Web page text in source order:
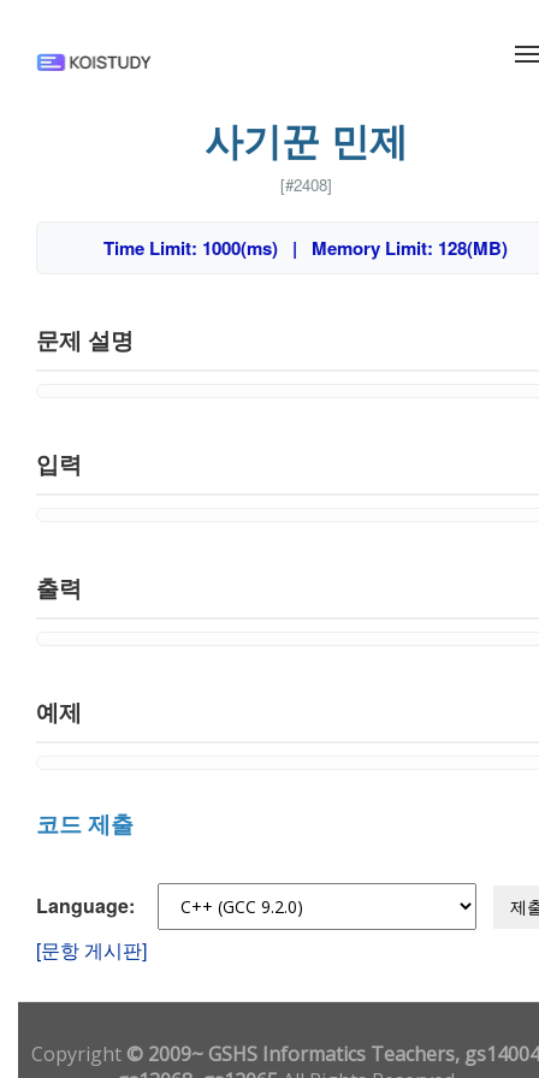
사기꾼 민제
[#2408]
Time Limit: 1000(ms) | Memory Limit: 128(MB)
문제 설명
입력
출력
예제
코드 제출
Language: 제
[문항 게시판]
Copyright© 2009~ GSHS Informatics Teachers,